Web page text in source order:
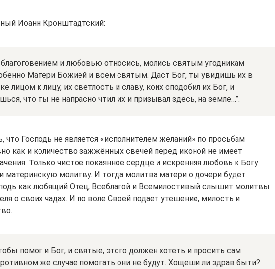
Иоанн Кронштадтский:
и любовью относись, молись святым угодникам
Матери Божией и всем святым. Даст Бог, ты увидишь их в
лицом к лицу, их светлость и славу, коих сподобил их Бог, и
что ты не напрасно чтил их и призывал здесь, на земле…”.
что Господь не является «исполнителем желаний» по просьбам
как и количество зажжённых свечей перед иконой не имеет
Только чистое покаянное сердце и искренняя любовь к Богу
материнскую молитву. И тогда молитва матери о дочери будет
как любящий Отец, Всеблагой и Всемилостивый слышит молитвы
о своих чадах. И по воле Своей подает утешение, милость и
помог и Бог, и святые, этого должен хотеть и просить сам
же случае помогать они не будут. Хощеши ли здрав быти?